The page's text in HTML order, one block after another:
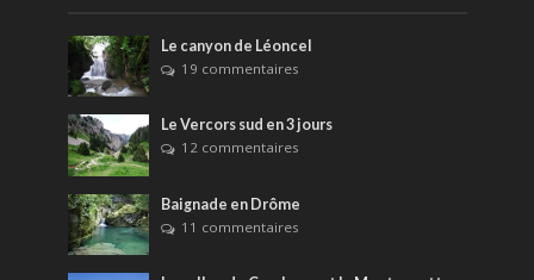
Le canyon de Léoncel
19 commentaires
Le Vercors sud en 3 jours
12 commentaires
Baignade en Drôme
11 commentaires